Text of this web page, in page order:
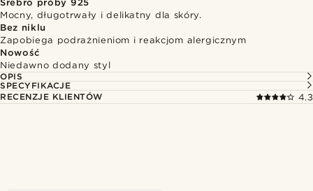
Srebro próby 925
Mocny, długotrwały i delikatny dla skóry.
Bez niklu
Zapobiega podrażnieniom i reakcjom alergicznym
Nowość
Niedawno dodany styl
OPIS
SPECYFIKACJE
RECENZJE KLIENTÓW
4.3